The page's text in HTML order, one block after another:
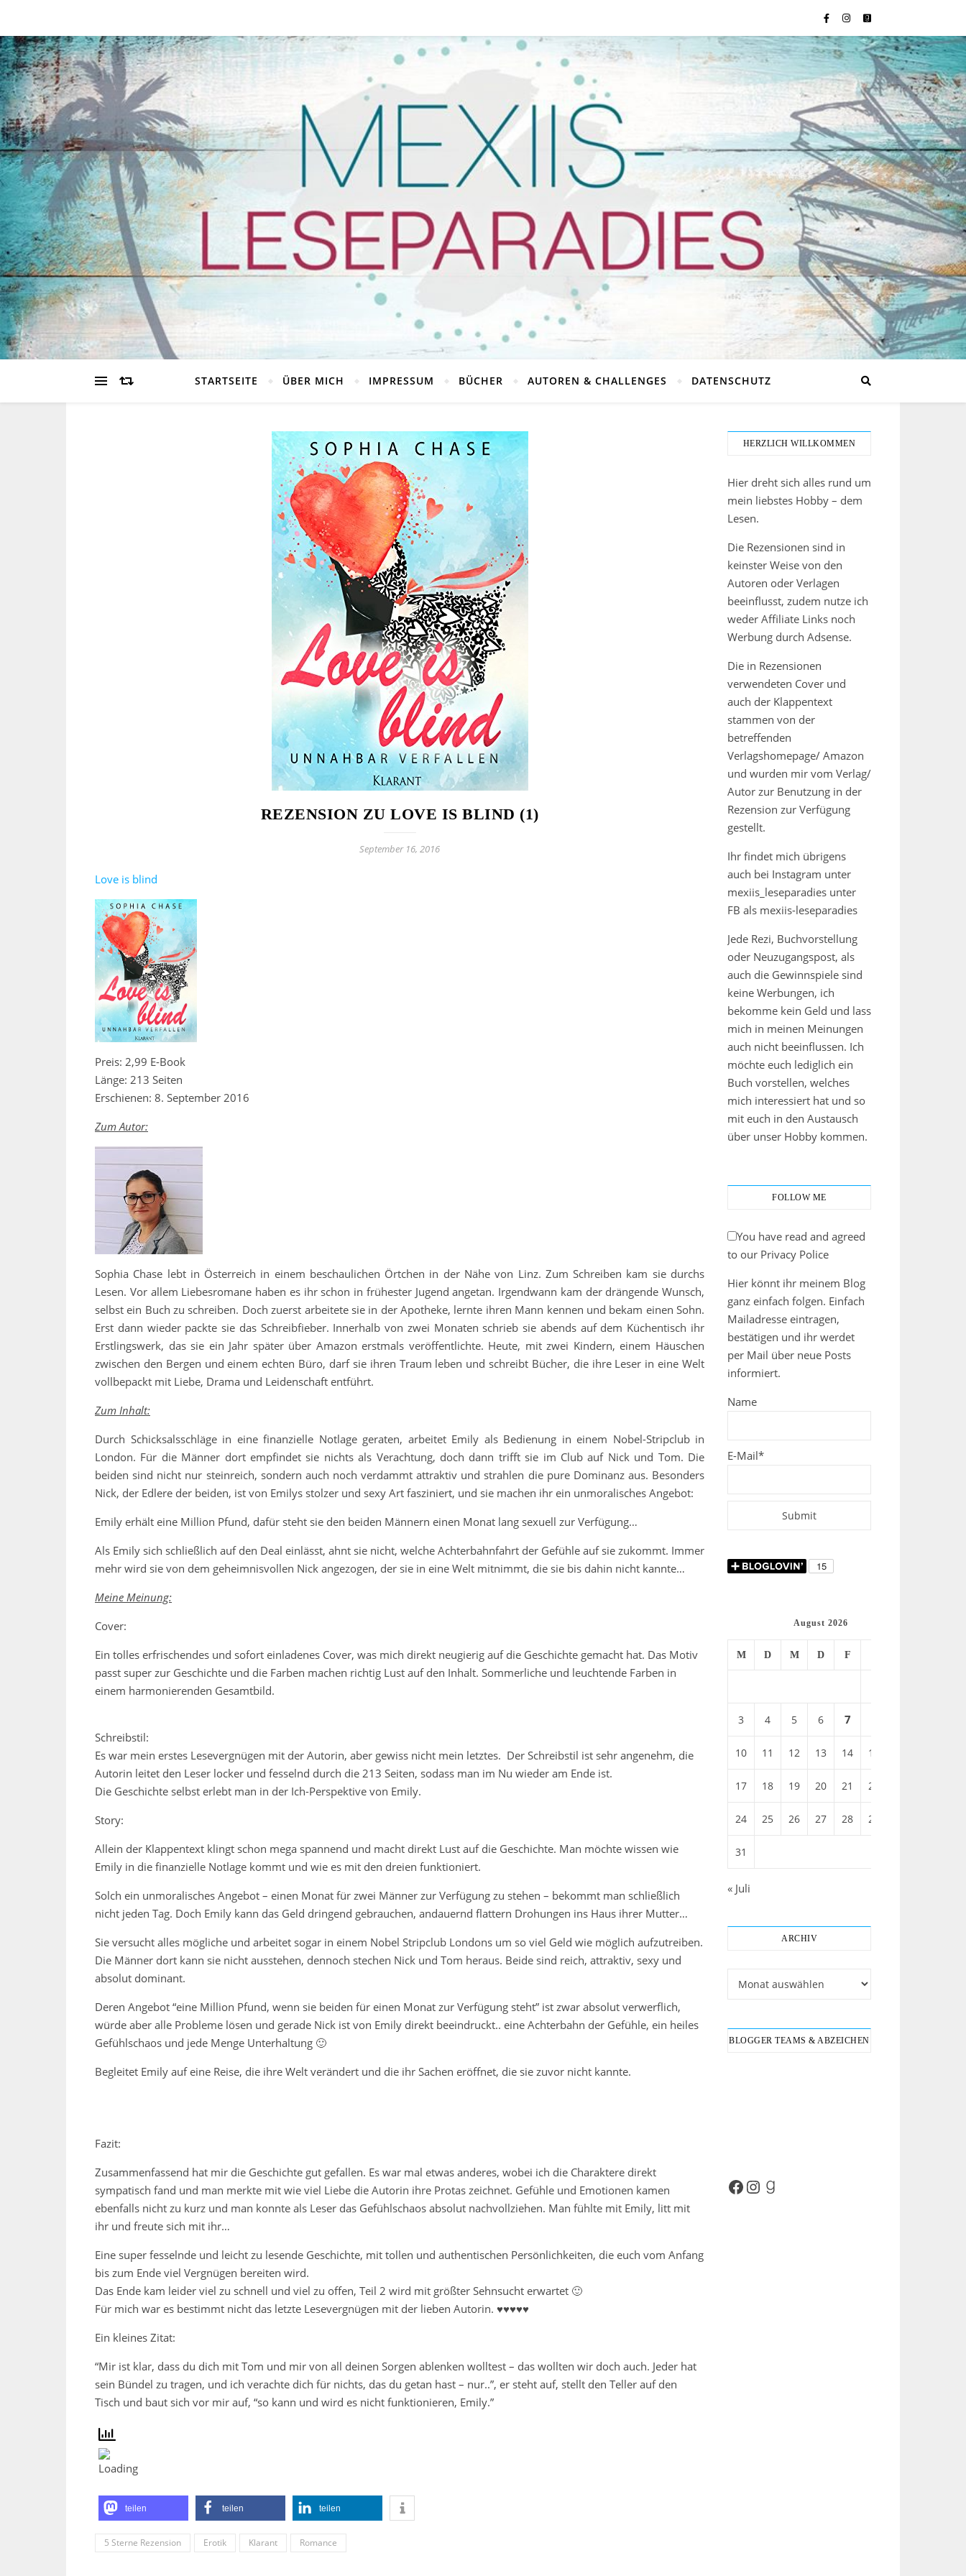
STARTSEITE ÜBER MICH IMPRESSUM BÜCHER AUTOREN & CHALLENGES DATENSCHUTZ
REZENSION ZU LOVE IS BLIND (1)
September 16, 2016
Love is blind
Preis: 2,99 E-Book
Länge: 213 Seiten
Erschienen: 8. September 2016
Zum Autor:
Sophia Chase lebt in Österreich in einem beschaulichen Örtchen in der Nähe von Linz. Zum Schreiben kam sie durchs
Lesen. Vor allem Liebesromane haben es ihr schon in frühester Jugend angetan. Irgendwann kam der drängende Wunsch,
selbst ein Buch zu schreiben. Doch zuerst arbeitete sie in der Apotheke, lernte ihren Mann kennen und bekam einen Sohn.
Erst dann wieder packte sie das Schreibfieber. Innerhalb von zwei Monaten schrieb sie abends auf dem Küchentisch ihr
Erstlingswerk, das sie ein Jahr später über Amazon erstmals veröffentlichte. Heute, mit zwei Kindern, einem Häuschen
zwischen den Bergen und einem echten Büro, darf sie ihren Traum leben und schreibt Bücher, die ihre Leser in eine Welt
vollbepackt mit Liebe, Drama und Leidenschaft entführt.
Zum Inhalt:
Durch Schicksalsschläge in eine finanzielle Notlage geraten, arbeitet Emily als Bedienung in einem Nobel-Stripclub in
London. Für die Männer dort empfindet sie nichts als Verachtung, doch dann trifft sie im Club auf Nick und Tom. Die
beiden sind nicht nur steinreich, sondern auch noch verdammt attraktiv und strahlen die pure Dominanz aus. Besonders
Nick, der Edlere der beiden, ist von Emilys stolzer und sexy Art fasziniert, und sie machen ihr ein unmoralisches Angebot:
Emily erhält eine Million Pfund, dafür steht sie den beiden Männern einen Monat lang sexuell zur Verfügung…
Als Emily sich schließlich auf den Deal einlässt, ahnt sie nicht, welche Achterbahnfahrt der Gefühle auf sie zukommt. Immer
mehr wird sie von dem geheimnisvollen Nick angezogen, der sie in eine Welt mitnimmt, die sie bis dahin nicht kannte…
Meine Meinung:
Cover:
Ein tolles erfrischendes und sofort einladenes Cover, was mich direkt neugierig auf die Geschichte gemacht hat. Das Motiv
passt super zur Geschichte und die Farben machen richtig Lust auf den Inhalt. Sommerliche und leuchtende Farben in
einem harmonierenden Gesamtbild.
Schreibstil:
Es war mein erstes Lesevergnügen mit der Autorin, aber gewiss nicht mein letztes. Der Schreibstil ist sehr angenehm, die
Autorin leitet den Leser locker und fesselnd durch die 213 Seiten, sodass man im Nu wieder am Ende ist.
Die Geschichte selbst erlebt man in der Ich-Perspektive von Emily.
Story:
Allein der Klappentext klingt schon mega spannend und macht direkt Lust auf die Geschichte. Man möchte wissen wie
Emily in die finanzielle Notlage kommt und wie es mit den dreien funktioniert.
Solch ein unmoralisches Angebot – einen Monat für zwei Männer zur Verfügung zu stehen – bekommt man schließlich
nicht jeden Tag. Doch Emily kann das Geld dringend gebrauchen, andauernd flattern Drohungen ins Haus ihrer Mutter…
Sie versucht alles mögliche und arbeitet sogar in einem Nobel Stripclub Londons um so viel Geld wie möglich aufzutreiben.
Die Männer dort kann sie nicht ausstehen, dennoch stechen Nick und Tom heraus. Beide sind reich, attraktiv, sexy und
absolut dominant.
Deren Angebot “eine Million Pfund, wenn sie beiden für einen Monat zur Verfügung steht” ist zwar absolut verwerflich,
würde aber alle Probleme lösen und gerade Nick ist von Emily direkt beeindruckt.. eine Achterbahn der Gefühle, ein heiles
Gefühlschaos und jede Menge Unterhaltung 🙂
Begleitet Emily auf eine Reise, die ihre Welt verändert und die ihr Sachen eröffnet, die sie zuvor nicht kannte.
Fazit:
Zusammenfassend hat mir die Geschichte gut gefallen. Es war mal etwas anderes, wobei ich die Charaktere direkt
sympatisch fand und man merkte mit wie viel Liebe die Autorin ihre Protas zeichnet. Gefühle und Emotionen kamen
ebenfalls nicht zu kurz und man konnte als Leser das Gefühlschaos absolut nachvollziehen. Man fühlte mit Emily, litt mit
ihr und freute sich mit ihr…
Eine super fesselnde und leicht zu lesende Geschichte, mit tollen und authentischen Persönlichkeiten, die euch vom Anfang
bis zum Ende viel Vergnügen bereiten wird.
Das Ende kam leider viel zu schnell und viel zu offen, Teil 2 wird mit größter Sehnsucht erwartet 🙂
Für mich war es bestimmt nicht das letzte Lesevergnügen mit der lieben Autorin. ♥♥♥♥♥
Ein kleines Zitat:
“Mir ist klar, dass du dich mit Tom und mir von all deinen Sorgen ablenken wolltest – das wollten wir doch auch. Jeder hat
sein Bündel zu tragen, und ich verachte dich für nichts, das du getan hast – nur..”, er steht auf, stellt den Teller auf den
Tisch und baut sich vor mir auf, “so kann und wird es nicht funktionieren, Emily.”
teilen teilen teilen
5 Sterne Rezension Erotik Klarant Romance
HERZLICH WILLKOMMEN
Hier dreht sich alles rund um
mein liebstes Hobby – dem
Lesen.
Die Rezensionen sind in
keinster Weise von den
Autoren oder Verlagen
beeinflusst, zudem nutze ich
weder Affiliate Links noch
Werbung durch Adsense.
Die in Rezensionen
verwendeten Cover und
auch der Klappentext
stammen von der
betreffenden
Verlagshomepage/ Amazon
und wurden mir vom Verlag/
Autor zur Benutzung in der
Rezension zur Verfügung
gestellt.
Ihr findet mich übrigens
auch bei Instagram unter
mexiis_leseparadies unter
FB als mexiis-leseparadies
Jede Rezi, Buchvorstellung
oder Neuzugangspost, als
auch die Gewinnspiele sind
keine Werbungen, ich
bekomme kein Geld und lass
mich in meinen Meinungen
auch nicht beeinflussen. Ich
möchte euch lediglich ein
Buch vorstellen, welches
mich interessiert hat und so
mit euch in den Austausch
über unser Hobby kommen.
FOLLOW ME
You have read and agreed
to our Privacy Police
Hier könnt ihr meinem Blog
ganz einfach folgen. Einfach
Mailadresse eintragen,
bestätigen und ihr werdet
per Mail über neue Posts
informiert.
Name
E-Mail*
August 2026
M D M D F
3 4 5 6 7
10 11 12 13 14 15
17 18 19 20 21 22
24 25 26 27 28 29
31
« Juli
ARCHIV
BLOGGER TEAMS & ABZEICHEN
Facebook
Instagram
Goodreads